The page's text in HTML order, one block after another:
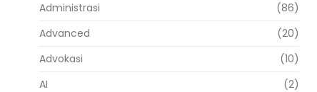
Administrasi
(86)
Advanced
(20)
Advokasi
(10)
AI
(2)